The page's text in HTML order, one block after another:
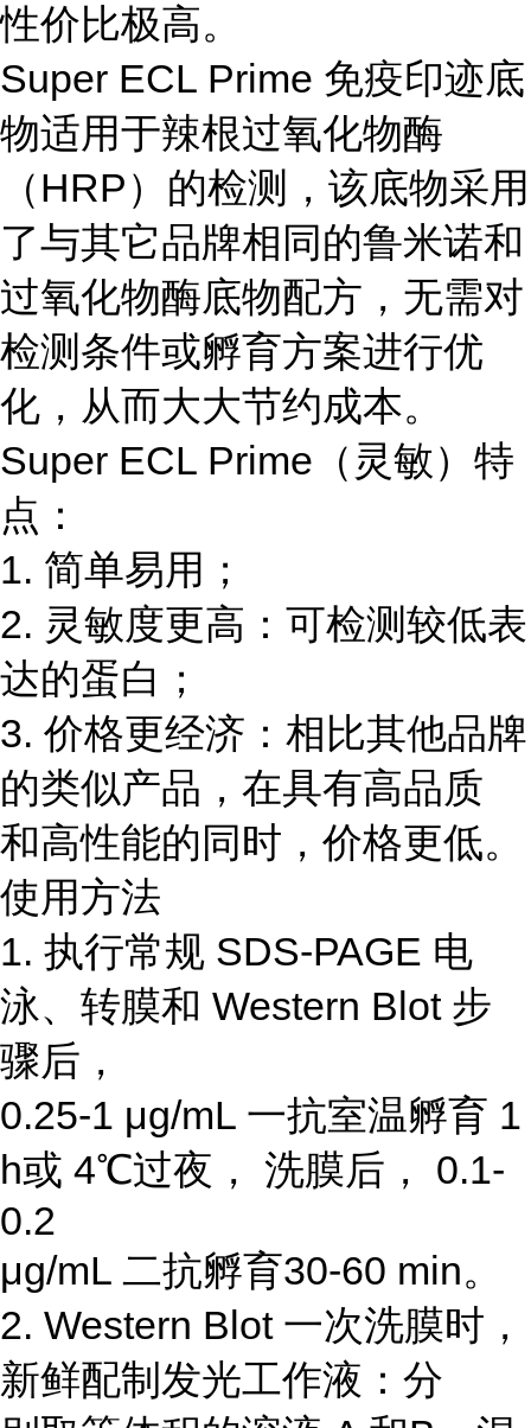
性价比极高。
Super ECL Prime 免疫印迹底
物适用于辣根过氧化物酶
（HRP）的检测，该底物采用
了与其它品牌相同的鲁米诺和
过氧化物酶底物配方，无需对
检测条件或孵育方案进行优
化，从而大大节约成本。
Super ECL Prime（灵敏）特
点：
1. 简单易用；
2. 灵敏度更高：可检测较低表
达的蛋白；
3. 价格更经济：相比其他品牌
的类似产品，在具有高品质
和高性能的同时，价格更低。
使用方法
1. 执行常规 SDS-PAGE 电
泳、转膜和 Western Blot 步
骤后，
0.25-1 μg/mL 一抗室温孵育 1
h或 4℃过夜， 洗膜后， 0.1-
0.2
μg/mL 二抗孵育30-60 min。
2. Western Blot 一次洗膜时，
新鲜配制发光工作液：分